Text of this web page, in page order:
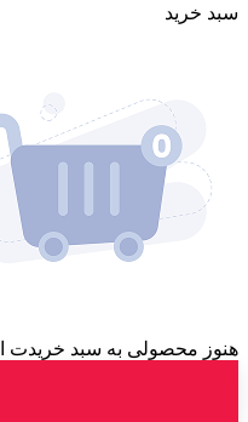
سبد خرید
هنوز محصولی به سبد خریدت